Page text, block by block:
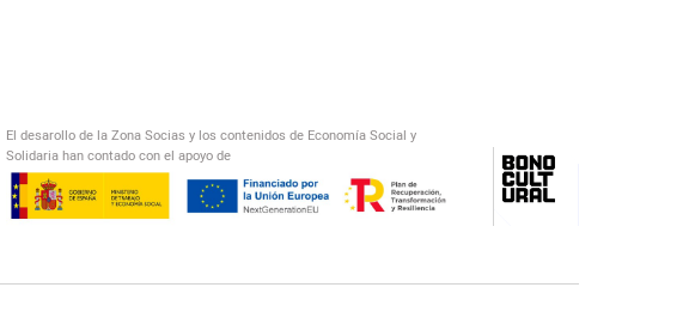
El desarollo de la Zona Socias y los contenidos de Economía Social y
Solidaria han contado con el apoyo de